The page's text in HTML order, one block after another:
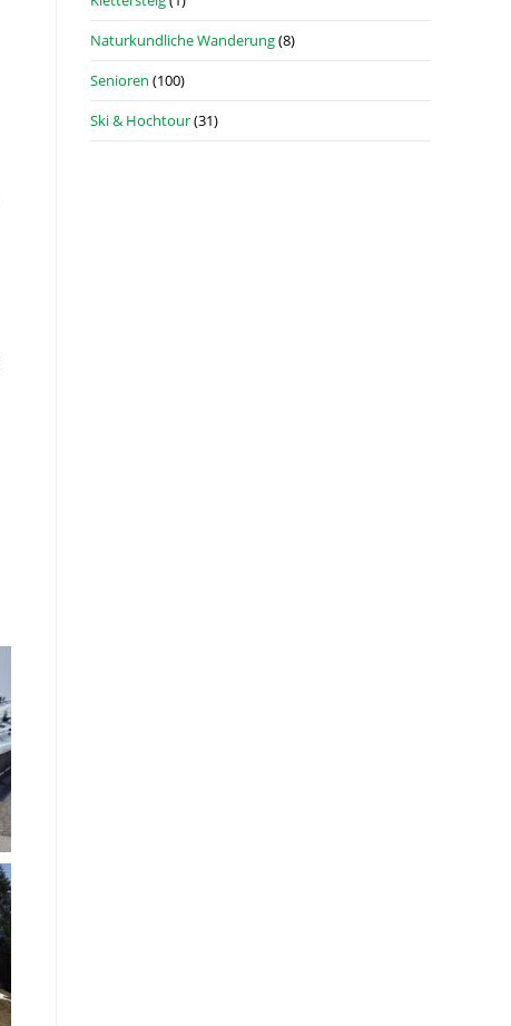
Naturkundliche Wanderung(8)
Senioren (100)
Ski & Hochtour(31)